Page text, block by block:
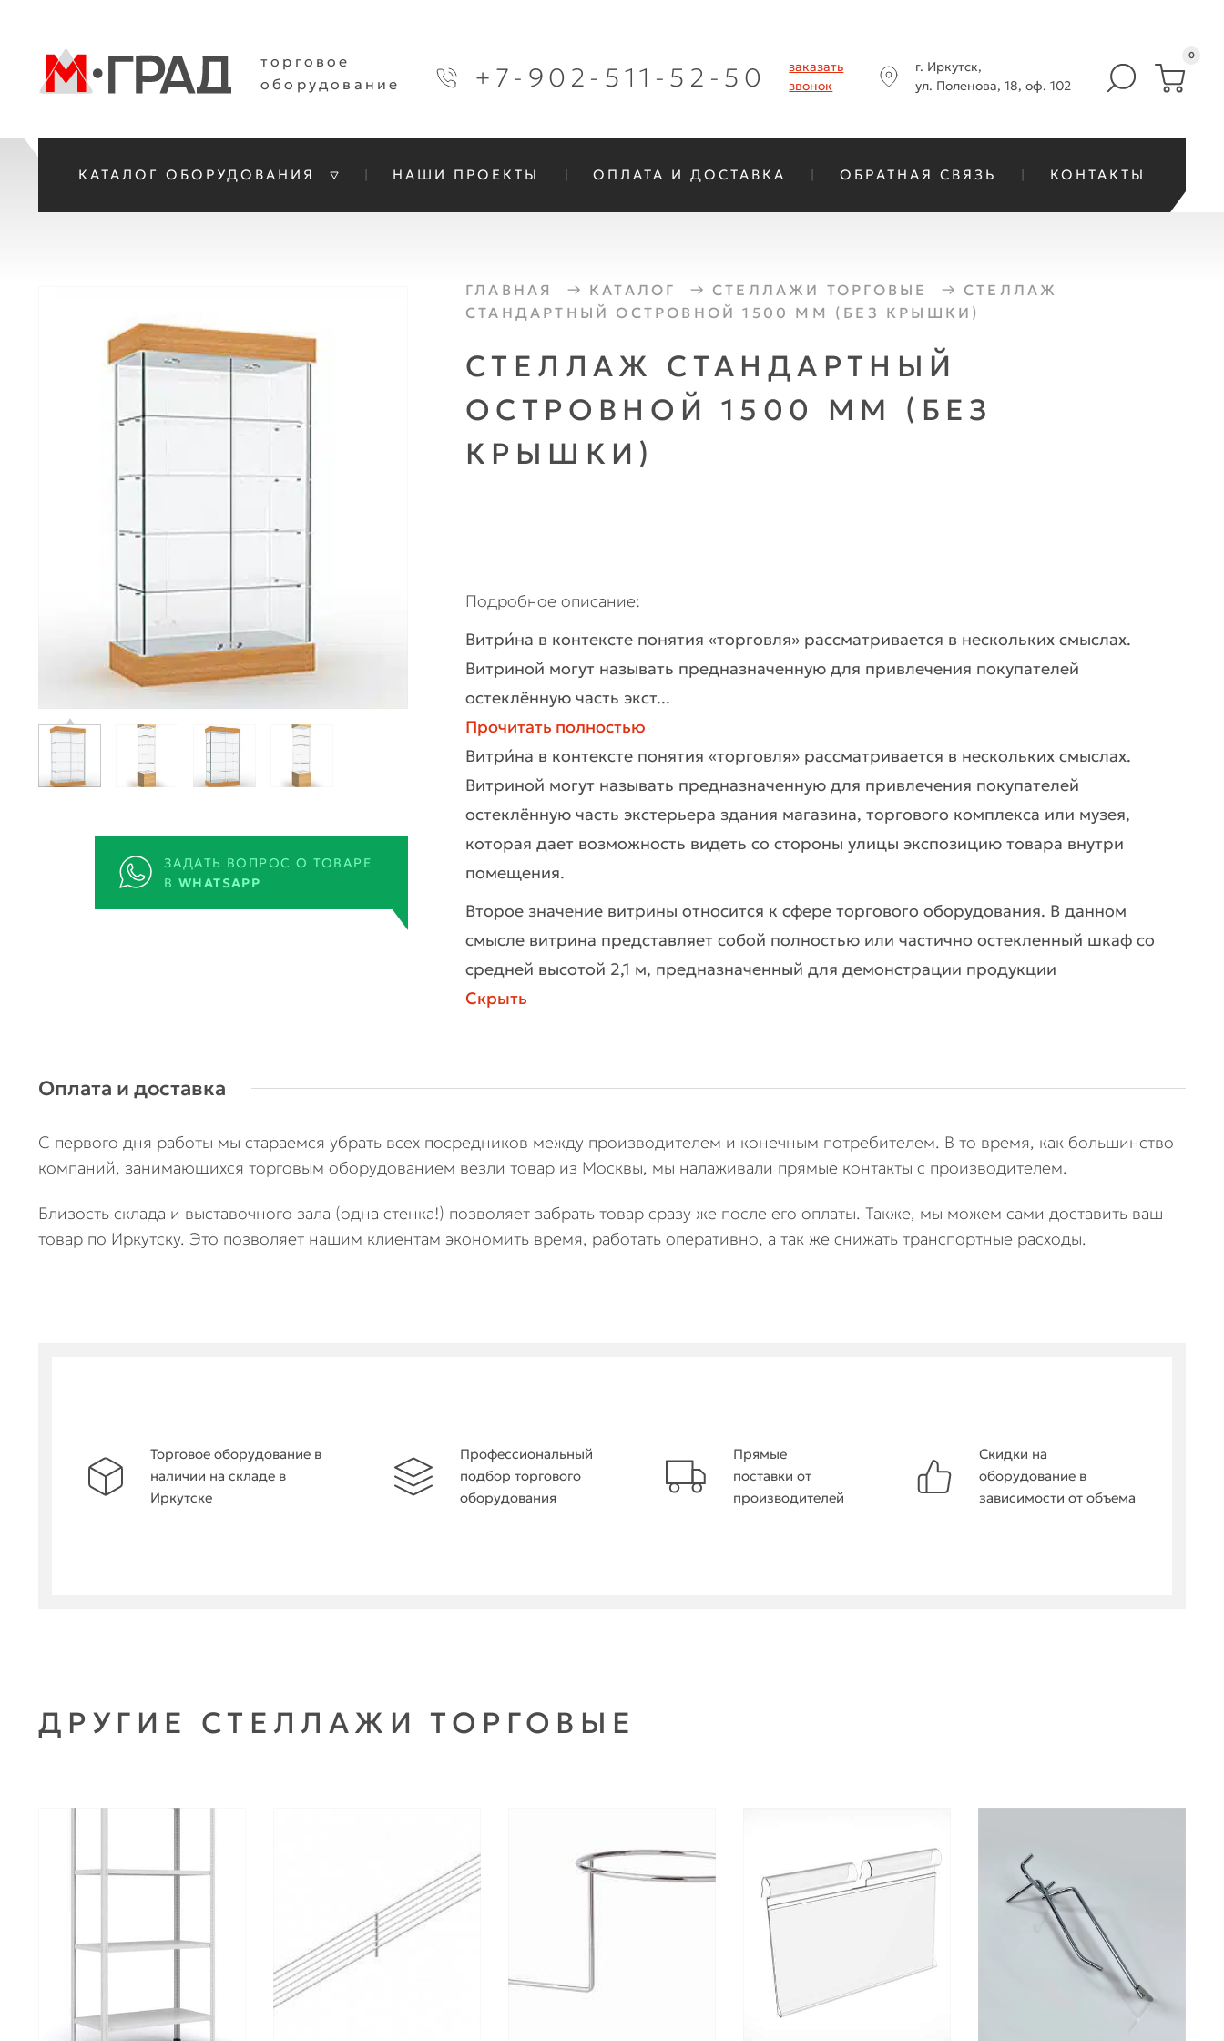
+7-902-511-52-50
заказать
звонок
торговое
оборудование
г. Иркутск,
ул. Поленова, 18, оф. 102
0
КАТАЛОГ ОБОРУДОВАНИЯ НАШИ ПРОЕКТЫ ОПЛАТА И ДОСТАВКА ОБРАТНАЯ СВЯЗЬ КОНТАКТЫ
ГЛАВНАЯ КАТАЛОГ СТЕЛЛАЖИ ТОРГОВЫЕ
СТЕЛЛАЖ
СТАНДАРТНЫЙ ОСТРОВНОЙ 1500 ММ (БЕЗ КРЫШКИ)
СТЕЛЛАЖ СТАНДАРТНЫЙ
ОСТРОВНОЙ 1500 ММ (БЕЗ
КРЫШКИ)
ЗАДАТЬ ВОПРОС О ТОВАРЕ
В WHATSAPP
Подробное описание
Витри́на в контексте понятия «торговля» рассматривается в нескольких смыслах.
Витриной могут называть предназначенную для привлечения покупателей
остеклённую часть экст...
Прочитать полностью
Витри́на в контексте понятия «торговля» рассматривается в нескольких смыслах.
Витриной могут называть предназначенную для привлечения покупателей
остеклённую часть экстерьера здания магазина, торгового комплекса или музея,
которая дает возможность видеть со стороны улицы экспозицию товара внутри
помещения.
Второе значение витрины относится к сфере торгового оборудования. В данном
смысле витрина представляет собой полностью или частично остекленный шкаф со
средней высотой 2,1 м, предназначенный для демонстрации продукции
Скрыть
Оплата и доставка
С первого дня работы мы стараемся убрать всех посредников между производителем и конечным потребителем. В то время, как большинство
компаний, занимающихся торговым оборудованием везли товар из Москвы, мы налаживали прямые контакты с производителем.
Близость склада и выставочного зала (одна стенка!) позволяет забрать товар сразу же после его оплаты. Также, мы можем сами доставить ваш
товар по Иркутску. Это позволяет нашим клиентам экономить время, работать оперативно, а так же снижать транспортные расходы.
Торговое оборудование в
наличии на складе в
Иркутске
Профессиональный
подбор торгового
оборудования
Прямые
поставки от
производителей
Скидки на
оборудование в
зависимости от объема
ДРУГИЕ СТЕЛЛАЖИ ТОРГОВЫЕ